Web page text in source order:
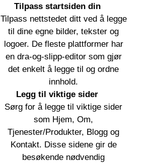
Tilpass startsiden din
Tilpass nettstedet ditt ved å legge
til dine egne bilder, tekster og
logoer. De fleste plattformer har
en dra-og-slipp-editor som gjør
det enkelt å legge til og ordne
innhold.
Legg til viktige sider
Sørg for å legge til viktige sider
som Hjem, Om,
Tjenester/Produkter, Blogg og
Kontakt. Disse sidene gir de
besøkende nødvendig